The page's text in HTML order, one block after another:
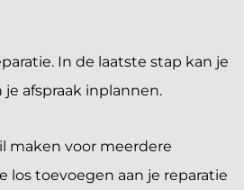
In de laatste stap kan je
afspraak inplannen.
maken voor meerdere
los toevoegen aan je reparatie